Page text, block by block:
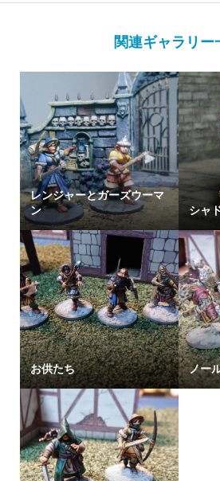
関連ギャラリー
レンジャーとガーズウーマ
ン
シャ
お供たち ノー